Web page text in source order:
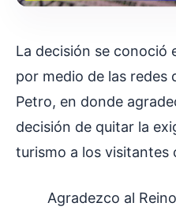
La decisión se conoció
por medio de las redes
Petro, en donde
decisión de quitar la
turismo a los visitantes
Agradezco al